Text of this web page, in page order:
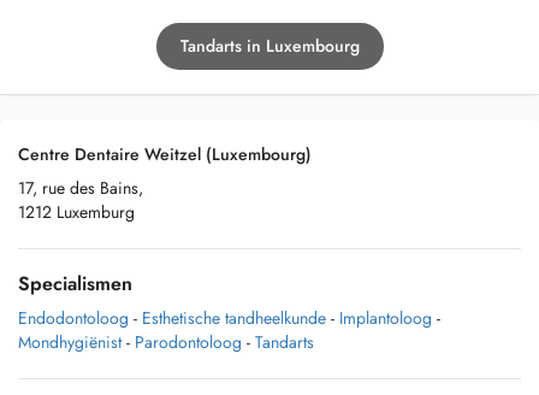
Tandarts in Luxembourg
Centre Dentaire Weitzel (Luxembourg)
17, rue des Bains,
1212 Luxemburg
Specialismen
Endodontoloog - Esthetische tandheelkunde - Implantoloog -
Mondhygiënist - Parodontoloog - Tandarts